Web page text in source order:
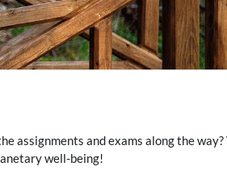
assignments and exams along the way?
well-being!